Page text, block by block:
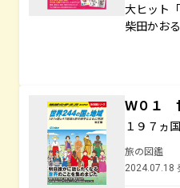
大ヒット
柴田かお
Ｗ０１
１９７ヵ
旅の図鑑
2024.07.18